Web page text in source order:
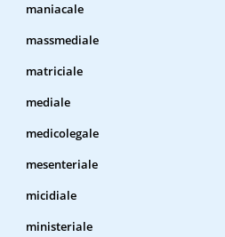
maniacale
massmediale
matriciale
mediale
medicolegale
mesenteriale
micidiale
ministeriale